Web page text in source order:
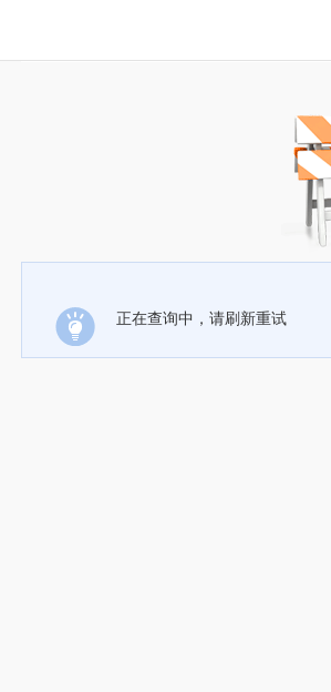
正在查询中，请刷新重试